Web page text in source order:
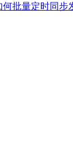
批量定时同步